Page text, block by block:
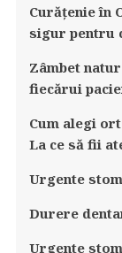
Curățenie în
sigur pentru
Zâmbet
fiecărui
Cum alegi
La ce să fii
Urgente
Durere
Urgente